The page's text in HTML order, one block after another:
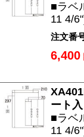
■ラベ
11 4/
注文番
6,400
ート
■ラベ
11 4/